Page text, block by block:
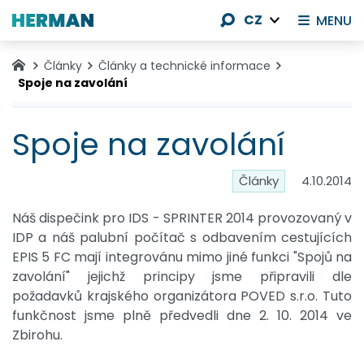
Články
Články a technické informace
Spoje na zavolání
Spoje na zavolání
Články 4.10.2014
Náš dispečink pro IDS - SPRINTER 2014 provozovaný v
IDP a náš palubní počítač s odbavením cestujících
EPIS 5 FC mají integrovánu mimo jiné funkci "Spojů na
zavolání" jejichž principy jsme připravili dle
požadavků krajského organizátora POVED s.r.o. Tuto
funkčnost jsme plně předvedli dne 2. 10. 2014 ve
Zbirohu.
MENU
CZ